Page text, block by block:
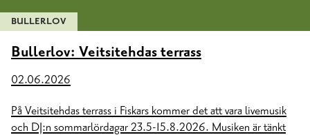
BULLERLOV
Bullerlov: Veitsitehdas terrass
02.06.2026
På Veitsitehdas terrass i Fiskars kommer det att vara livemusik
och DJ:n sommarlördagar 23.5-15.8.2026. Musiken är tänkt